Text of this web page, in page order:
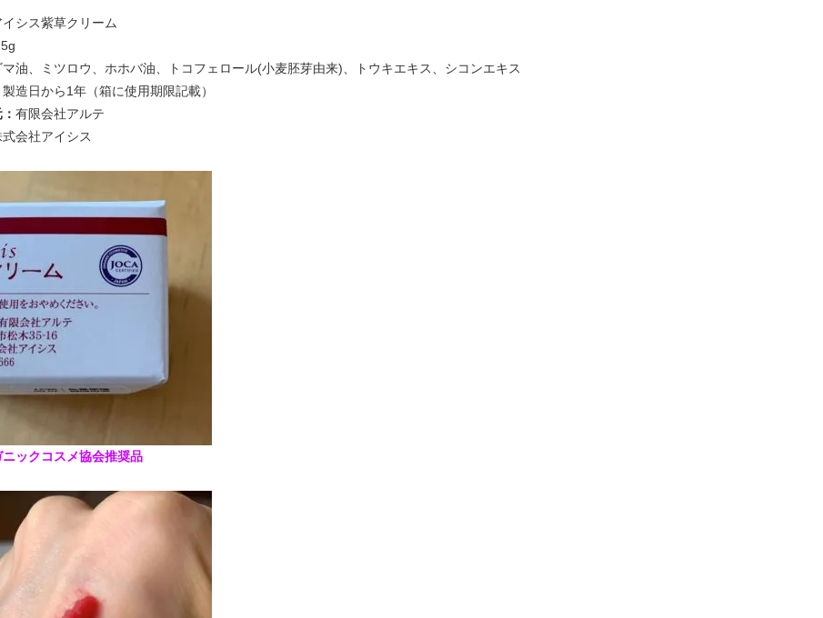
イシス紫草クリーム
マ油、ミツロウ、ホホバ油、トコフェロール(小麦胚芽由来)、トウキエキス、シコンエキス
製造日から1年（箱に使用期限記載）
有限会社アルテ
式会社アイシス
ニックコスメ協会推奨品